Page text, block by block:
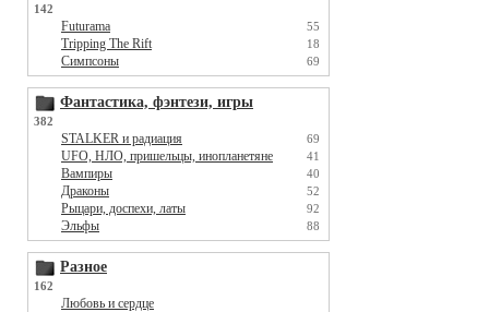
142
Futurama 55
Tripping The Rift 18
Симпсоны 69
Фантастика, фэнтези, игры
382
STALKER и радиация 69
UFO, НЛО, пришельцы, инопланетяне 41
Вампиры 40
Драконы 52
Рыцари, доспехи, латы 92
Эльфы 88
Разное
162
Любовь и сердце